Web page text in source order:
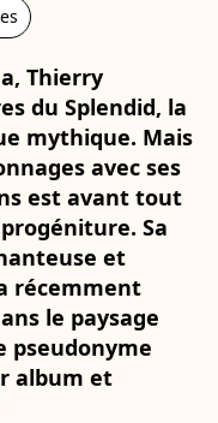
Thierry
du Splendid, la
mythique. Mais
avec ses
est avant tout
Sa
et
récemment
le paysage
pseudonyme
album et